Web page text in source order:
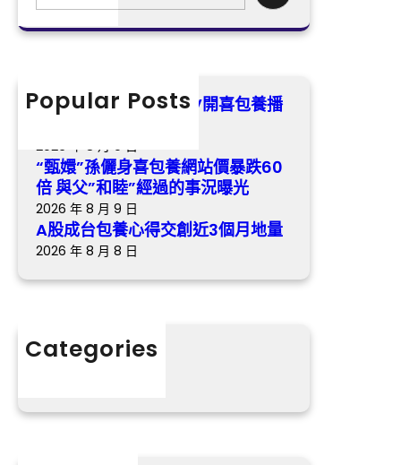
60
光
養
a
h
Popular Posts
《最美的時間》樂視TV開喜包養播
2026 年 8 月 9 日
“甄嬛”孫儷身喜包養網站價暴跌60
倍 與父”和睦”經過的事況曝光
2026 年 8 月 9 日
A股成台包養心得交創近3個月地量
2026 年 8 月 8 日
Categories